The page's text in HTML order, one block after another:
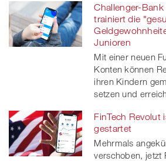
Facebook
on
twitt
er
Challenger-
trainiert die
Junioren
Mit einer neuen
Konten können
ihren Kindern
setzen und
FinTech Revolut
gestartet
Mehrmals
verschoben, jetzt